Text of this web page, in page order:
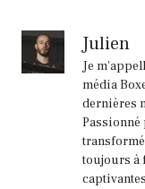
Julien
Je
média
dernières
Passionné
toujours à